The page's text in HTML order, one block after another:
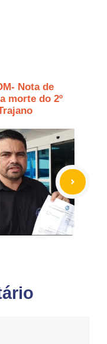
Nota de
morte do 2º